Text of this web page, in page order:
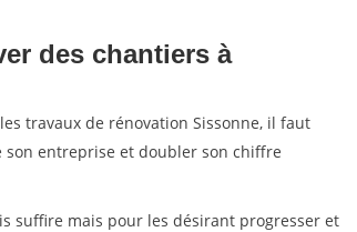
des chantiers à
travaux de rénovation Sissonne, il faut
entreprise et doubler son chiffre
suffire mais pour les désirant progresser et